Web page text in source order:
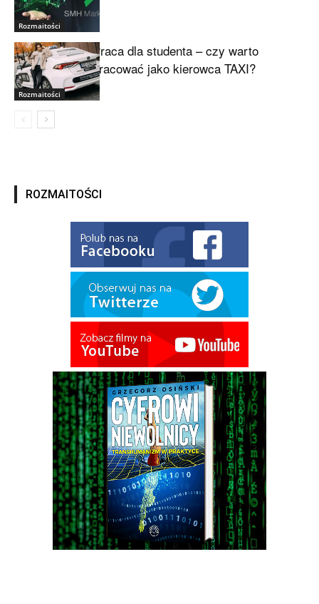
Rozmaitości
Rozmaitości
Praca dla studenta – czy warto
pracować jako kierowca TAXI?
ROZMAITOŚCI